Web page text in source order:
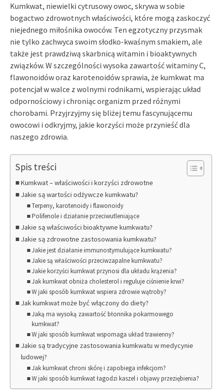
Kumkwat, niewielki cytrusowy owoc, skrywa w sobie
bogactwo zdrowotnych właściwości, które mogą zaskoczyć
niejednego miłośnika owoców. Ten egzotyczny przysmak
nie tylko zachwyca swoim słodko-kwaśnym smakiem, ale
także jest prawdziwą skarbnicą witamin i bioaktywnych
związków. W szczególności wysoka zawartość witaminy C,
flawonoidów oraz karotenoidów sprawia, że kumkwat ma
potencjał w walce z wolnymi rodnikami, wspierając układ
odpornościowy i chroniąc organizm przed różnymi
chorobami. Przyjrzyjmy się bliżej temu fascynującemu
owocowi i odkryjmy, jakie korzyści może przynieść dla
naszego zdrowia.
Spis treści
Kumkwat – właściwości i korzyści zdrowotne
Jakie są wartości odżywcze kumkwatu?
Terpeny, karotenoidy i flawonoidy
Polifenole i działanie przeciwutleniające
Jakie są właściwości bioaktywne kumkwatu?
Jakie są zdrowotne zastosowania kumkwatu?
Jakie jest działanie immunostymulujące kumkwatu?
Jakie są właściwości przeciwzapalne kumkwatu?
Jakie korzyści kumkwat przynosi dla układu krążenia?
Jak kumkwat obniża cholesterol i reguluje ciśnienie krwi?
W jaki sposób kumkwat wspiera zdrowie wątroby?
Jak kumkwat może być włączony do diety?
Jaką ma wysoką zawartość błonnika pokarmowego
kumkwat?
W jaki sposób kumkwat wspomaga układ trawienny?
Jakie są tradycyjne zastosowania kumkwatu w medycynie
ludowej?
Jak kumkwat chroni skórę i zapobiega infekcjom?
W jaki sposób kumkwat łagodzi kaszel i objawy przeziębienia?